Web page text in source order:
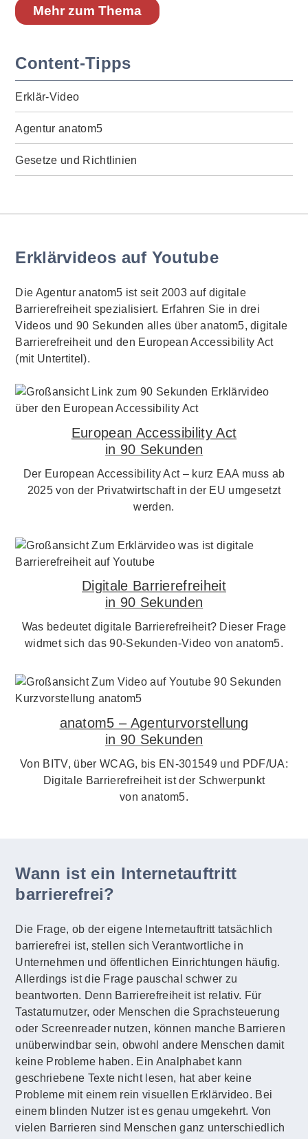
Mehr zum Thema
Content-Tipps
Erklär-Video
Agentur anatom5
Gesetze und Richtlinien
Erklärvideos auf Youtube
Die Agentur anatom5 ist seit 2003 auf digitale
Barrierefreiheit spezialisiert. Erfahren Sie in drei
Videos und 90 Sekunden alles über anatom5, digitale
Barrierefreiheit und den European Accessibility Act
(mit Untertitel).
European Accessibility Act
in 90 Sekunden
Der European Accessibility Act – kurz EAA muss ab
2025 von der Privatwirtschaft in der EU umgesetzt
werden.
Digitale Barrierefreiheit
in 90 Sekunden
Was bedeutet digitale Barrierefreiheit? Dieser Frage
widmet sich das 90-Sekunden-Video von anatom5.
anatom5 – Agenturvorstellung
in 90 Sekunden
Von BITV, über WCAG, bis EN-301549 und PDF/UA:
Digitale Barrierefreiheit ist der Schwerpunkt
von anatom5.
Wann ist ein Internetauftritt
barrierefrei?
Die Frage, ob der eigene Internetauftritt tatsächlich
barrierefrei ist, stellen sich Verantwortliche in
Unternehmen und öffentlichen Einrichtungen häufig.
Allerdings ist die Frage pauschal schwer zu
beantworten. Denn Barrierefreiheit ist relativ. Für
Tastaturnutzer, oder Menschen die Sprachsteuerung
oder Screenreader nutzen, können manche Barrieren
unüberwindbar sein, obwohl andere Menschen damit
keine Probleme haben. Ein Analphabet kann
geschriebene Texte nicht lesen, hat aber keine
Probleme mit einem rein visuellen Erklärvideo. Bei
einem blinden Nutzer ist es genau umgekehrt. Von
vielen Barrieren sind Menschen ganz unterschiedlich